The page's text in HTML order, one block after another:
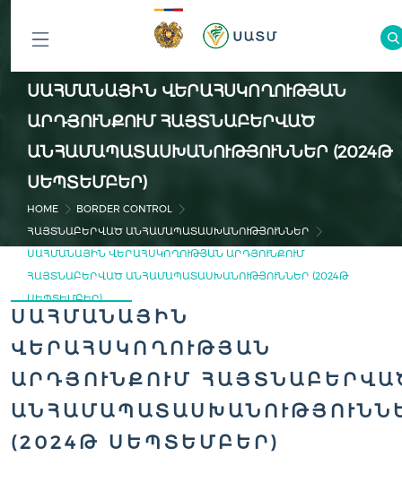
ԲՈԼՈՐ
ԲԱԺԻՆՆԵՐԸ
ՍԱՀՄԱՆԱՅԻՆ ՎԵՐԱՀՍԿՈՂՈՒԹՅԱՆ
ԱՐԴՅՈՒՆՔՈՒՄ ՀԱՅՏՆԱԲԵՐՎԱԾ
ԱՆՀԱՄԱՊԱՏԱՍԽԱՆՈՒԹՅՈՒՆՆԵՐ (2024Թ
ՍԵՊՏԵՄԲԵՐ)
HOME
BORDER CONTROL
ՀԱՅՏՆԱԲԵՐՎԱԾ ԱՆՀԱՄԱՊԱՏԱՍԽԱՆՈՒԹՅՈՒՆՆԵՐ
ՍԱՀՄԱՆԱՅԻՆ ՎԵՐԱՀՍԿՈՂՈՒԹՅԱՆ ԱՐԴՅՈՒՆՔՈՒՄ
ՀԱՅՏՆԱԲԵՐՎԱԾ ԱՆՀԱՄԱՊԱՏԱՍԽԱՆՈՒԹՅՈՒՆՆԵՐ (2024Թ
ՍԵՊՏԵՄԲԵՐ)
ՍԱՀՄԱՆԱՅԻՆ
ՎԵՐԱՀՍԿՈՂՈՒԹՅԱՆ
ԱՐԴՅՈՒՆՔՈՒՄ
(2024Թ ՍԵՊՏԵՄԲԵՐ)